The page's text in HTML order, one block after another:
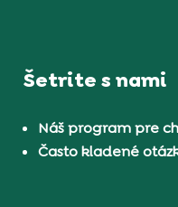
Šetrite s nami
Náš program pre
Často kladené